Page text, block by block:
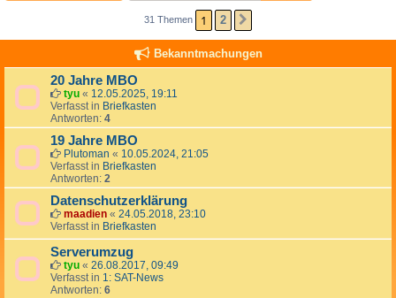
31 Themen 1 2
Bekanntmachungen
20 Jahre MBO
tyu « 12.05.2025, 19:11
Verfasst in Briefkasten
Antworten: 4
19 Jahre MBO
Plutoman « 10.05.2024, 21:05
Verfasst in Briefkasten
Antworten: 2
Datenschutzerklärung
maadien « 24.05.2018, 23:10
Verfasst in Briefkasten
Serverumzug
tyu « 26.08.2017, 09:49
Verfasst in 1: SAT-News
Antworten: 6